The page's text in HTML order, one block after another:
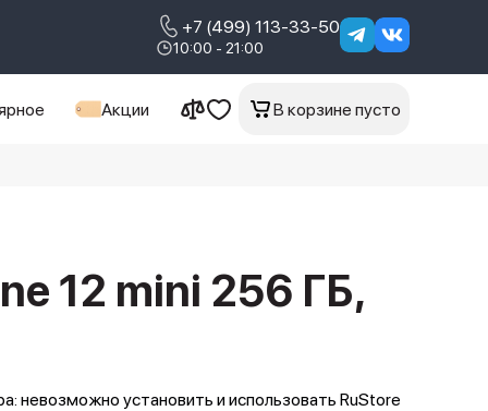
+7 (499) 113-33-50
10:00 - 21:00
Акции В корзине пусто
12 mini 256 ГБ,
невозможно установить и использовать RuStore